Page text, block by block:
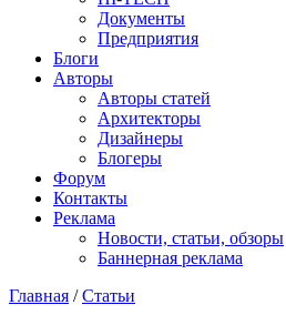
Документы
Предприятия
Блоги
Авторы
Авторы статей
Архитекторы
Дизайнеры
Блогеры
Форум
Контакты
Реклама
Новости, статьи, обзоры
Баннерная реклама
Главная / Статьи